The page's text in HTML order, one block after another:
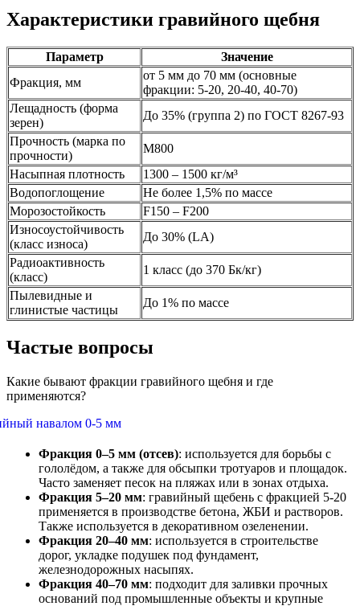
Характеристики гравийного щебня
Параметр
Значение
Фракция, мм
от 5 мм до 70 мм (основные
фракции: 5-20, 20-40, 40-70)
Лещадность (форма
зерен)
До 35% (группа 2) по ГОСТ 8267-93
Прочность (марка по
прочности)
М800
Насыпная плотность
1300 – 1500 кг/м³
Водопоглощение
Не более 1,5% по массе
Морозостойкость
F150 – F200
Износоустойчивость
(класс износа)
До 30% (LA)
Радиоактивность
(класс)
1 класс (до 370 Бк/кг)
Пылевидные и
глинистые частицы
До 1% по массе
Частые вопросы
Какие бывают фракции гравийного щебня и где
применяются?
Фракция 0–5 мм (отсев): используется для борьбы с
гололёдом, а также для обсыпки тротуаров и площадок.
Часто заменяет песок на пляжах или в зонах отдыха.
Фракция 5–20 мм: гравийный щебень с фракцией 5-20
применяется в производстве бетона, ЖБИ и растворов.
Также используется в декоративном озеленении.
Фракция 20–40 мм: используется в строительстве
дорог, укладке подушек под фундамент,
железнодорожных насыпях.
Фракция 40–70 мм: подходит для заливки прочных
оснований под промышленные объекты и крупные